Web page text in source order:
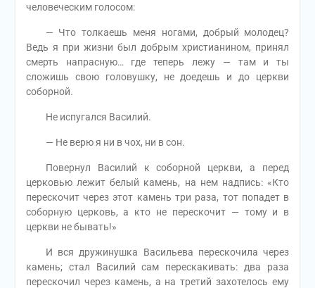
человеческим голосом:
— Что толкаешь меня ногами, добрый молодец?
Ведь я при жизни был добрым христианином, принял
смерть напрасную… где теперь лежу — там и ты
сложишь свою головушку, не доедешь и до церкви
соборной.
Не испугался Василий.
— Не верю я ни в чох, ни в сон.
Повернул Василий к соборной церкви, а перед
церковью лежит белый камень, на нем надпись: «Кто
перескочит через этот камень три раза, тот попадет в
соборную церковь, а кто не перескочит — тому и в
церкви не бывать!»
И вся дружинушка Васильева перескочила через
камень; стал Василий сам перескакивать: два раза
перескочил через камень, а на третий захотелось ему